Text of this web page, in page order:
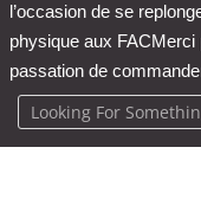
l’occasion de se
physique aux FACMerci
passation de